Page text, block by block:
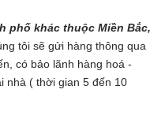
phố khác thuộc Miền Bắc,
tôi sẽ gửi hàng thông qua
có bảo lãnh hàng hoá -
nhà ( thời gian 5 đến 10